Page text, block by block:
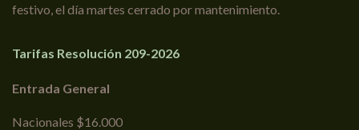
festivo, el día martes cerrado por mantenimiento.
Tarifas Resolución 209-2026
Entrada General
Nacionales $16.000